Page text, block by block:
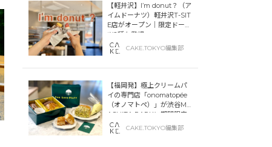
【軽井沢】I’m donut？（ア
イムドーナツ）軽井沢T-SIT
E店がオープン｜限定ドーナ
ツ2種も登場
CAKE.TOKYO編集部
【福岡発】極上クリームパ
イの専門店「onomatopée
（オノマトペ）」が渋谷MIY
ASHITA PARKに期間限定
オープン！CAKE.TOKYO編集部